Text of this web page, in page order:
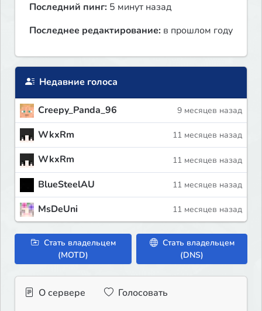
Последний пинг: 5 минут назад
Последнее редактирование: в прошлом году
Недавние голоса
Creepy_Panda_96 9 месяцев назад
WkxRm 11 месяцев назад
WkxRm 11 месяцев назад
BlueSteelAU 11 месяцев назад
MsDeUni 11 месяцев назад
Стать владельцем
(MOTD)
Стать владельцем
(DNS)
О сервере Голосовать